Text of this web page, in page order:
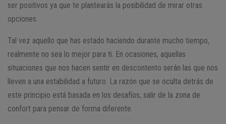
ser positivos ya que te plantearás la posibilidad de mirar otras
opciones.
Tal vez aquello que has estado haciendo durante mucho tiempo,
realmente no sea lo mejor para ti. En ocasiones, aquellas
situaciones que nos hacen sentir en descontento serán las que nos
lleven a una estabilidad a futuro. La razón que se oculta detrás de
este principio está basada en los desafíos, salir de la zona de
confort para pensar de forma diferente.